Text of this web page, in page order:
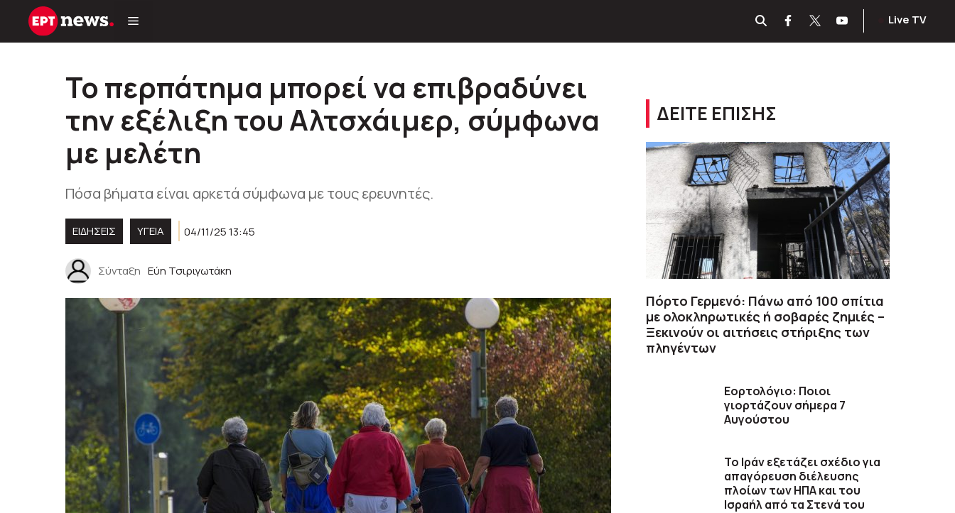
Μετάβαση
Live TV
Το περπάτημα μπορεί να επιβραδύνει
την εξέλιξη του Αλτσχάιμερ, σύμφωνα
με μελέτη
Πόσα βήματα είναι αρκετά σύμφωνα με τoυς ερευνητές.
ΕΙΔΗΣΕΙΣ ΥΓΕΊΑ 04/11/25 13:45
Σύνταξη Εύη Τσιριγωτάκη
ΔΕΙΤΕ ΕΠΙΣΗΣ
Πόρτο Γερμενό: Πάνω από 100 σπίτια
με ολοκληρωτικές ή σοβαρές ζημιές –
Ξεκινούν οι αιτήσεις στήριξης των
πληγέντων
Εορτολόγιο: Ποιοι
γιορτάζουν σήμερα 7
Αυγούστου
Το Ιράν εξετάζει σχέδιο για
απαγόρευση διέλευσης
πλοίων των ΗΠΑ και του
Ισραήλ από τα Στενά του